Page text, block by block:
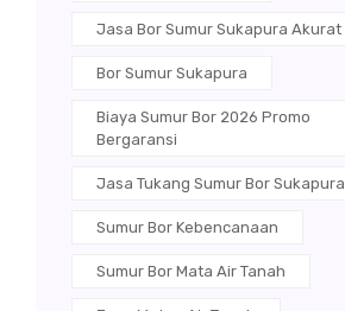
Jasa Bor Sumur Sukapura Akurat
Bor Sumur Sukapura
Biaya Sumur Bor 2026 Promo
Bergaransi
Jasa Tukang Sumur Bor Sukapura
Sumur Bor Kebencanaan
Sumur Bor Mata Air Tanah